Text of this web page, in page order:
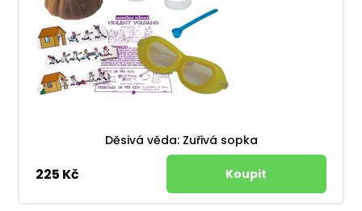
Děsivá věda: Zuřivá sopka
225 Kč